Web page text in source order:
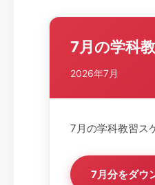
7月の学科
2026年7月
7月の学科教習ス
7月分をダウ